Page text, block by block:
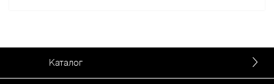
Каталог